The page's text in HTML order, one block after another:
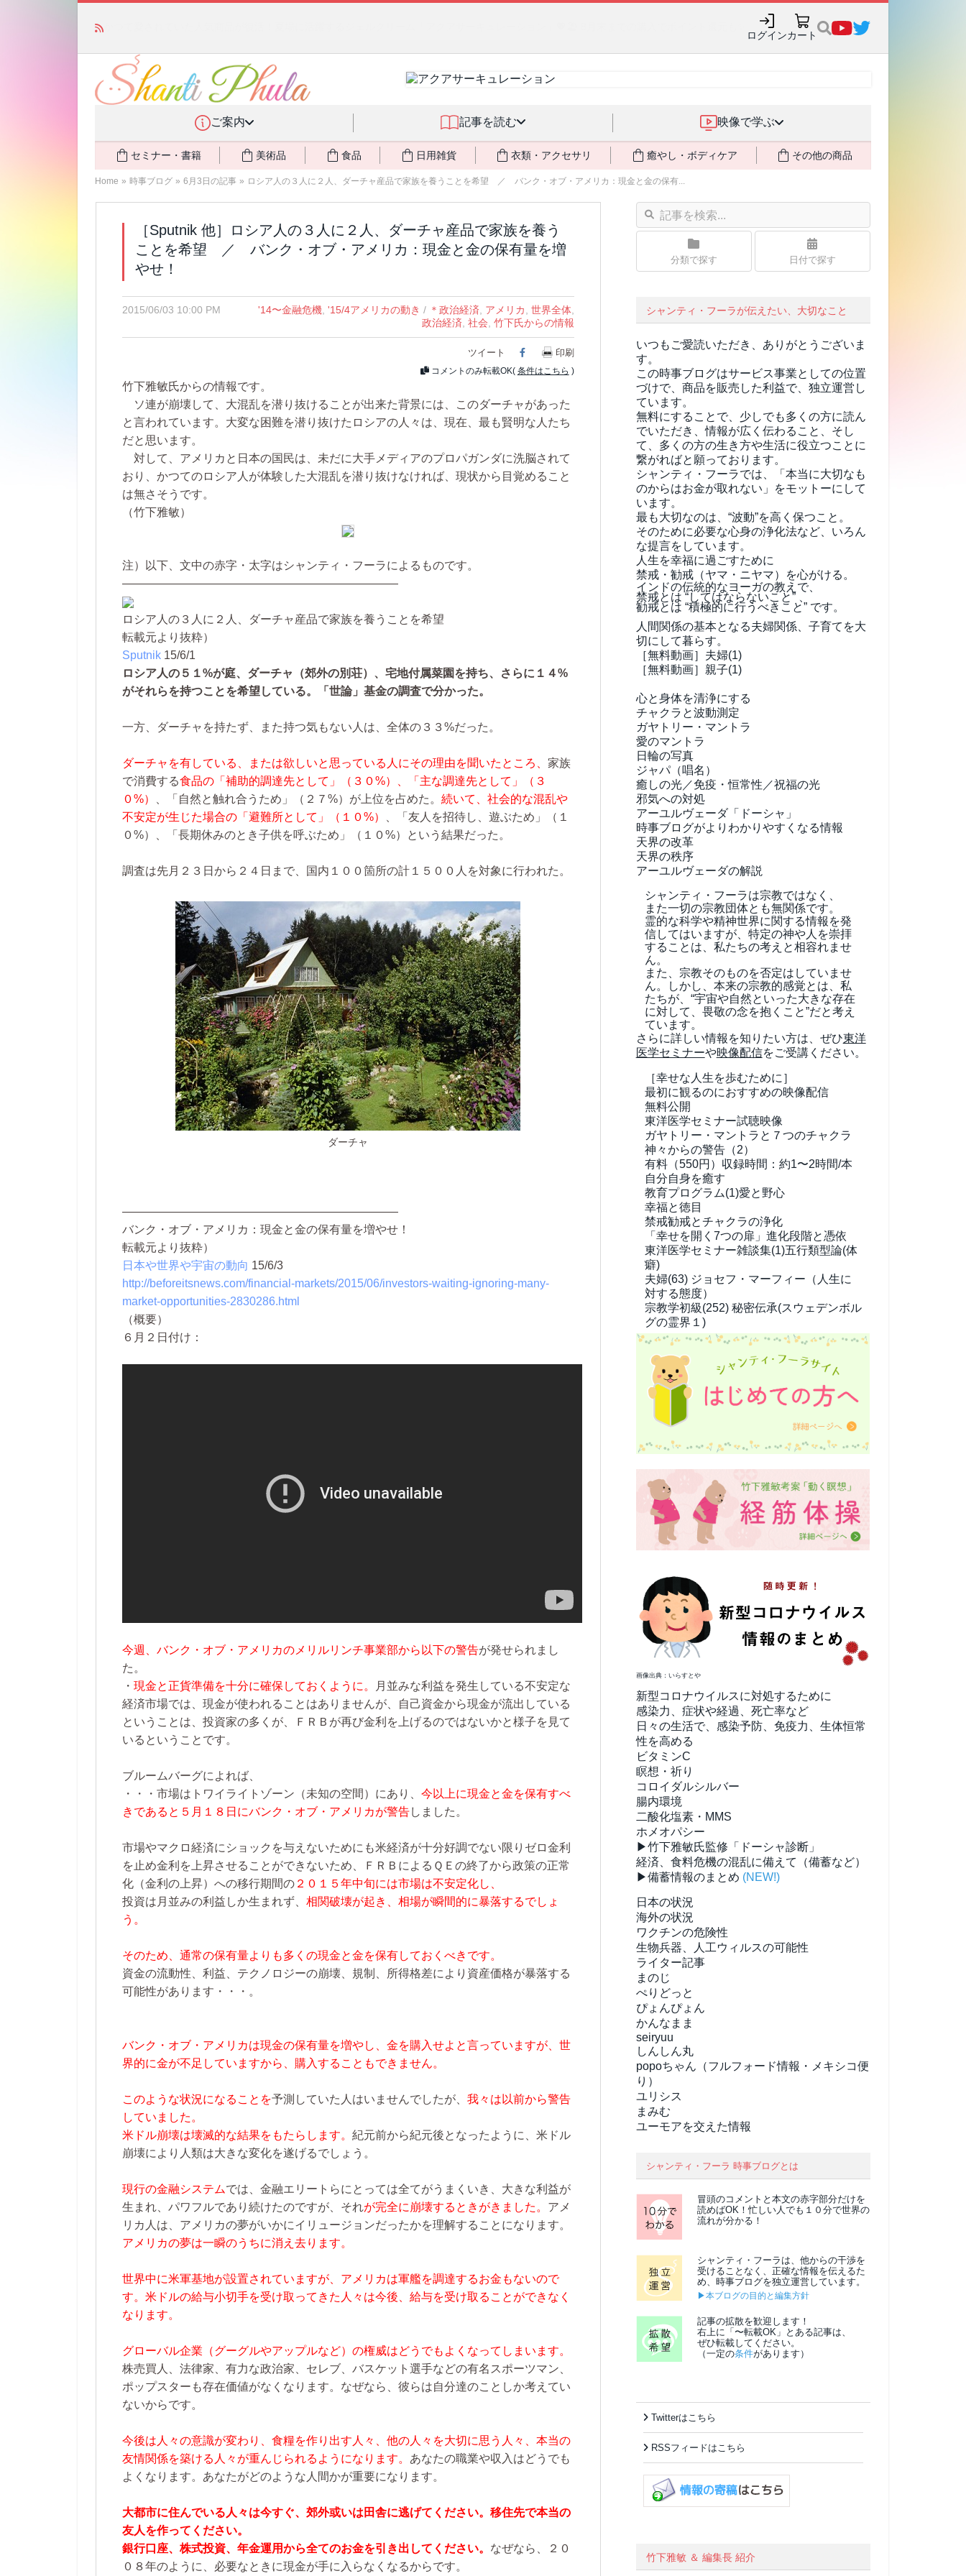
ログインカート
ご案内 記事を読む 映像で学ぶ
セミナー・書籍 美術品 食品 日用雑貨 衣類・アクセサリ 癒やし・ボディケア その他の商品
Home » 時事ブログ » 6月3日の記事 » ロシア人の３人に２人、ダーチャ産品で家族を養うことを希望 ／ バンク・オブ・アメリカ：現金と金の保有...
［Sputnik 他］ロシア人の３人に２人、ダーチャ産品で家族を養う
ことを希望 ／ バンク・オブ・アメリカ：現金と金の保有量を増
やせ！
2015/06/03 10:00 PM '14〜金融危機 '15/4アメリカの動き / ＊政治経済 アメリカ 世界全体,
政治経済 社会 竹下氏からの情報
ツイート Facebook
印刷
コメントのみ転載OK( 条件はこちら )
竹下雅敏氏からの情報です。
ソ連が崩壊して、大混乱を潜り抜けることが出来た背景には、このダーチャがあった
と言われています。大変な困難を潜り抜けたロシアの人々は、現在、最も賢明な人たち
だと思います。
対して、アメリカと日本の国民は、未だに大手メディアのプロパガンダに洗脳されて
おり、かつてのロシア人が体験した大混乱を潜り抜けなければ、現状から目覚めること
は無さそうです。
（竹下雅敏）
注）以下、文中の赤字・太字はシャンティ・フーラによるものです。
――――――――――――――――――――――――
ロシア人の３人に２人、ダーチャ産品で家族を養うことを希望
転載元より抜粋）
Sputnik 15/6/1
ロシア人の５１%が庭、ダーチャ（郊外の別荘）、宅地付属菜園を持ち、さらに１４%
がそれらを持つことを希望している。「世論」基金の調査で分かった。
一方、ダーチャを持たず、また持つ気もない人は、全体の３３%だった。
ダーチャを有している、または欲しいと思っている人にその理由を聞いたところ、 家族
で消費する食品の「補助的調達先として」（３０%）、「主な調達先として」（３
０%）
、「自然と触れ合うため」（２７%）が上位を占めた。 続いて、社会的な混乱や
不安定が生じた場合の「避難所として」（１０%）
、「友人を招待し、遊ぶため」（１
０%）、「長期休みのとき子供を呼ぶため」（１０%）という結果だった。
調査は先月２３日から２４日まで、国内１００箇所の計１５００人を対象に行われた。
ダーチャ
――――――――――――――――――――――――
バンク・オブ・アメリカ：現金と金の保有量を増やせ！
転載元より抜粋）
日本や世界や宇宙の動向 15/6/3
http://beforeitsnews.com/financial-markets/2015/06/investors-waiting-ignoring-many-
market-opportunities-2830286.html
（概要）
６月２日付け：
今週、バンク・オブ・アメリカのメリルリンチ事業部から以下の警告が発せられまし
た。
・ 現金と正貨準備を十分に確保しておくように。
月並みな利益を発生している不安定な
経済市場では、現金が使われることはありませんが、自己資金から現金が流出している
ということは、投資家の多くが、ＦＲＢが再び金利を上げるのではないかと様子を見て
いるということです。
ブルームバーグによれば、
・・・市場はトワイライトゾーン（未知の空間）にあり、 今以上に現金と金を保有すべ
きであると５月１８日にバンク・オブ・アメリカが警告しました。
市場やマクロ経済にショックを与えないためにも米経済が十分好調でない限りゼロ金利
を止め金利を上昇させることができないため、ＦＲＢによるＱＥの終了から政策の正常
化（金利の上昇）への移行期間の ２０１５年中旬には市場は不安定化し、
投資は月並みの利益しか生まれず、 相関破壊が起き、相場が瞬間的に暴落するでしょ
う。
そのため、通常の保有量よりも多くの現金と金を保有しておくべきです。
資金の流動性、利益、テクノロジーの崩壊、規制、所得格差により資産価格が暴落する
可能性があります・・・。
バンク・オブ・アメリカは現金の保有量を増やし、金を購入せよと言っていますが、世
界的に金が不足していますから、購入することもできません。
このような状況になることを予測していた人はいませんでしたが、 我々は以前から警告
していました。
米ドル崩壊は壊滅的な結果をもたらします。 紀元前から紀元後となったように、米ドル
崩壊により人類は大きな変化を遂げるでしょう。
現行の金融システムでは、金融エリートらにとっては全てがうまくいき、大きな利益が
生まれ、パワフルであり続けたのですが、それが完全に崩壊するときがきました。 アメ
リカ人は、アメリカの夢がいかにイリュージョンだったかを理解することになります。
アメリカの夢は一瞬のうちに消え去ります。
世界中に米軍基地が設置されていますが、アメリカは軍艦を調達するお金もないので
す。米ドルの給与小切手を受け取ってきた人々は今後、給与を受け取ることができなく
なります。
グローバル企業（グーグルやアップルなど）の権威はどうでもよくなってしまいます。
株売買人、法律家、有力な政治家、セレブ、バスケット選手などの有名スポーツマン、
ポップスターも存在価値がなくなります。なぜなら、彼らは自分達のことしか考えてい
ないからです。
今後は人々の意識が変わり、食糧を作り出す人々、他の人々を大切に思う人々、本当の
友情関係を築ける人々が重んじられるようになります。 あなたの職業や収入はどうでも
よくなります。あなたがどのような人間かが重要になります。
大都市に住んでいる人々は今すぐ、郊外或いは田舎に逃げてください。移住先で本当の
友人を作ってください。
銀行口座、株式投資、年金運用から全てのお金を引き出してください。 なぜなら、２０
０８年のように、必要なときに現金が手に入らなくなるからです。
分類で探す 日付で探す
シャンティ・フーラが伝えたい、大切なこと
いつもご愛読いただき、ありがとうございま
す。
この時事ブログはサービス事業としての位置
づけで、商品を販売した利益で、独立運営し
ています。
無料にすることで、少しでも多くの方に読ん
でいただき、情報が広く伝わること、そし
て、 多くの方の生き方や生活に役立つことに
繋がればと願っております。
シャンティ・フーラでは、「本当に大切なも
のからはお金が取れない」をモットーにして
います。
最も大切なのは、“波動”を高く保つこと。
そのために必要な心身の浄化法など、いろん
な提言をしています。
人生を幸福に過ごすために
禁戒・勧戒（ヤマ・ニヤマ）を心がける。
インドの伝統的なヨーガの教えで、
禁戒とは “してはならないこと” 、
勧戒とは “積極的に行うべきこと” です。
人間関係の基本となる夫婦関係、子育てを大
切にして暮らす。
［無料動画］夫婦(1)
［無料動画］親子(1)
心と身体を清浄にする
チャクラと波動測定
ガヤトリー・マントラ
愛のマントラ
日輪の写真
ジャパ（唱名）
癒しの光／免疫・恒常性／祝福の光
邪気への対処
アーユルヴェーダ「ドーシャ」
時事ブログがよりわかりやすくなる情報
天界の改革
天界の秩序
アーユルヴェーダの解説
シャンティ・フーラは宗教ではなく、
また一切の宗教団体とも無関係です。
霊的な科学や精神世界に関する情報を発
信してはいますが、特定の神や人を崇拝
することは、私たちの考えと相容れませ
ん。
また、宗教そのものを否定はしていませ
ん。しかし、本来の宗教的感覚とは、私
たちが、“宇宙や自然といった大きな存在
に対して、畏敬の念を抱くこと”だと考え
ています。
さらに詳しい情報を知りたい方は、ぜひ東洋
医学セミナーや映像配信をご受講ください。
［幸せな人生を歩むために］
最初に観るのにおすすめの映像配信
無料公開
東洋医学セミナー試聴映像
ガヤトリー・マントラと７つのチャクラ
神々からの警告（2）
有料（550円） 収録時間：約1〜2時間/本
自分自身を癒す
教育プログラム(1)愛と野心
幸福と徳目
禁戒勧戒とチャクラの浄化
「幸せを開く7つの扉」進化段階と憑依
東洋医学セミナー雑談集(1)五行類型論(体
癖)
夫婦(63) ジョセフ・マーフィー（人生に
対する態度）
宗教学初級(252) 秘密伝承(スウェデンボル
グの霊界１)
画像出典：いらすとや
新型コロナウイルスに対処するために
感染力、症状や経過、死亡率など
日々の生活で、感染予防、免疫力、生体恒常
性を高める
ビタミンC
瞑想・祈り
コロイダルシルバー
腸内環境
二酸化塩素・MMS
ホメオパシー
▶竹下雅敏氏監修「ドーシャ診断」
経済、食料危機の混乱に備えて（備蓄など）
▶備蓄情報のまとめ (NEW!)
日本の状況
海外の状況
ワクチンの危険性
生物兵器、人工ウィルスの可能性
ライター記事
まのじ
ぺりどっと
ぴょんぴょん
かんなまま
seiryuu
しんしん丸
popoちゃん（フルフォード情報・メキシコ便
り）
ユリシス
まみむ
ユーモアを交えた情報
シャンティ・フーラ 時事ブログとは
冒頭のコメントと本文の赤字部分だけを
読めばOK！忙しい人でも１０分で世界の
流れが分かる！
シャンティ・フーラは、他からの干渉を
受けることなく、正確な情報を伝えるた
め、時事ブログを独立運営しています。
▶本ブログの目的と編集方針
記事の拡散を歓迎します！
右上に「〜転載OK」とある記事は、
ぜひ転載してください。
（一定の条件があります）
Twitterはこちら
RSSフィードはこちら
竹下雅敏 ＆ 編集長 紹介